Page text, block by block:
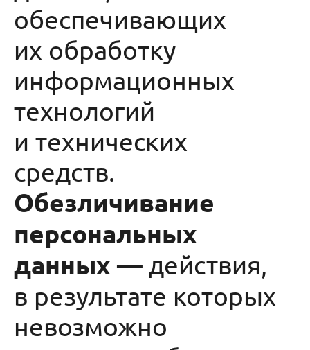
обеспечивающих
их обработку
информационных
технологий
и технических
средств.
Обезличивание
персональных
данных — действия,
в результате которых
невозможно